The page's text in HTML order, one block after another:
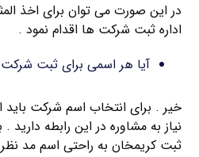
در این صورت می توان برای اخذ
اداره ثبت شرکت ها اقدام نمود .
آیا هر اسمی برای ثبت شرکت
خیر . برای انتخاب اسم شرکت باید
نیاز به مشاوره در این رابطه دارید
ثبت کریمخان به راحتی اسم مد